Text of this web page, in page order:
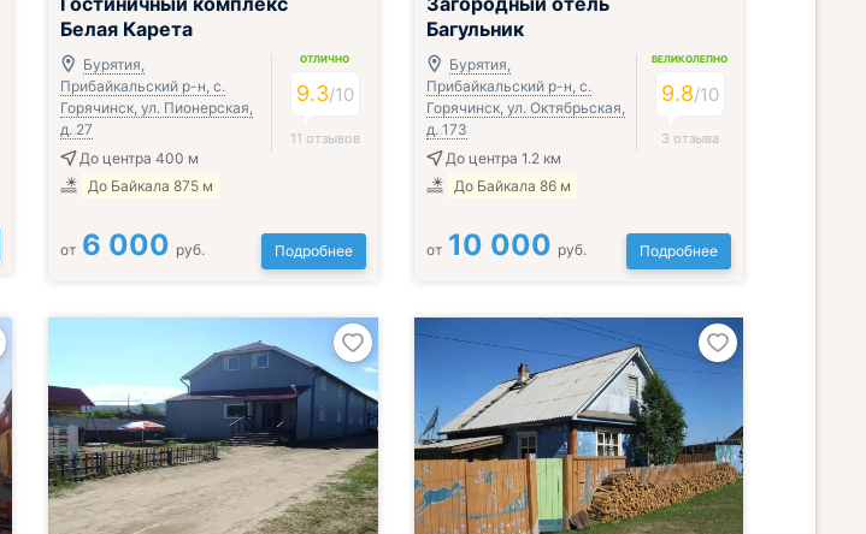
Белая Карета
Бурятия,
Прибайкальский р-н, с.
Горячинск, ул. Пионерская,
д. 27
До центра 400 м
До Байкала 875 м
ОТЛИЧНО
9.3/10
11 отзывов
от 6 000 руб. Подробнее
Багульник
Бурятия,
Прибайкальский р-н, с.
Горячинск, ул. Октябрьская,
д. 173
До центра 1.2 км
До Байкала 86 м
ВЕЛИКОЛЕПНО
9.8/10
3 отзыва
от 10 000 руб. Подробнее